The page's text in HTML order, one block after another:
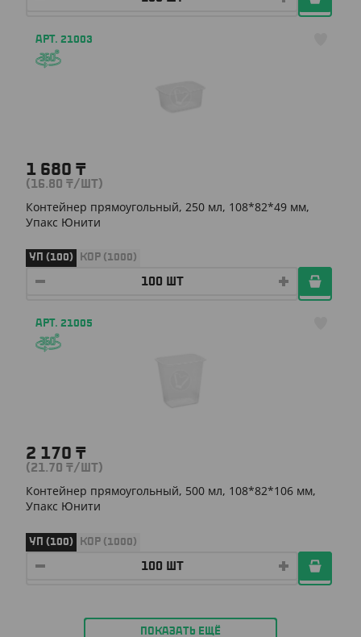
АРТ. 21003
1 680 ₸
(16.80 ₸/ШТ)
Контейнер прямоугольный, 250 мл, 108*82*49 мм,
Упакс Юнити
УП (100) КОР (1000)
АРТ. 21005
2 170 ₸
(21.70 ₸/ШТ)
Контейнер прямоугольный, 500 мл, 108*82*106 мм,
Упакс Юнити
УП (100) КОР (1000)
ПОКАЗАТЬ ЕЩЁ